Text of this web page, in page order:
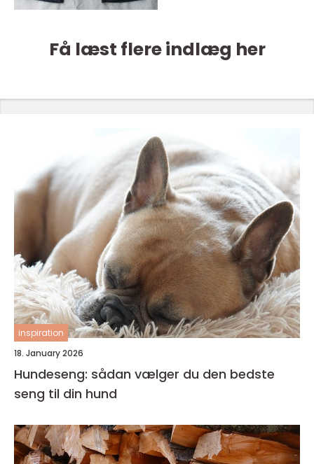
Få læst flere indlæg her
inspiration
18. January 2026
Hundeseng: sådan vælger du den bedste
seng til din hund